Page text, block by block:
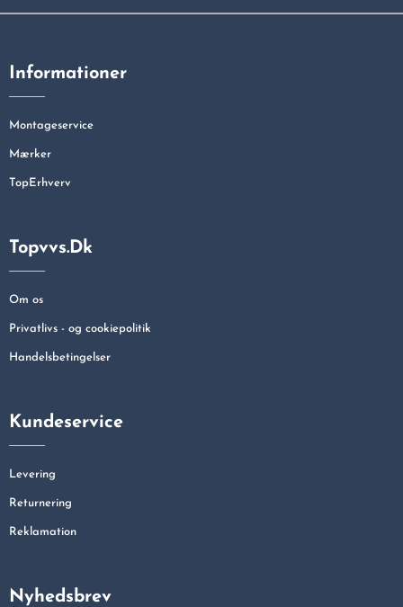
Informationer
Montageservice
Mærker
TopErhverv
Topvvs.dk
Om os
Privatlivs - og cookiepolitik
Handelsbetingelser
Kundeservice
Levering
Returnering
Reklamation
Nyhedsbrev